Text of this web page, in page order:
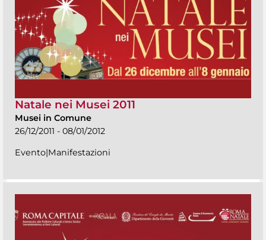
Natale nei Musei 2011
Musei in Comune
26/12/2011 - 08/01/2012
Evento|Manifestazioni